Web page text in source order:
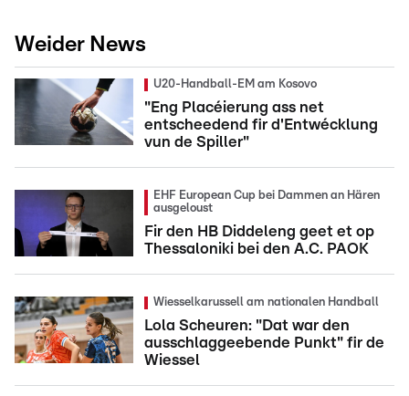
Weider News
U20-Handball-EM am Kosovo
"Eng Placéierung ass net
entscheedend fir d'Entwécklung
vun de Spiller"
EHF European Cup bei Dammen an Hären
ausgeloust
Fir den HB Diddeleng geet et op
Thessaloniki bei den A.C. PAOK
Wiesselkarussell am nationalen Handball
Lola Scheuren: "Dat war den
ausschlaggeebende Punkt" fir de
Wiessel